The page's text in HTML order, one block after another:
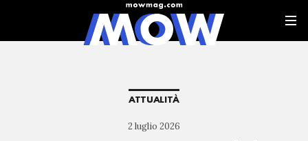
ATTUALITÀ
2 luglio 2026